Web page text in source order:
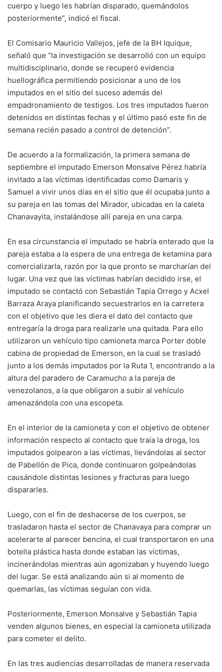
cuerpo y luego les habrían disparado, quemándolos
posteriormente”, indicó el fiscal.
El Comisario Mauricio Vallejos, jefe de la BH Iquique,
señaló que “la investigación se desarrolló con un equipo
multidisciplinario, donde se recuperó evidencia
huellográfica permitiendo posicionar a uno de los
imputados en el sitio del suceso además del
empadronamiento de testigos. Los tres imputados fueron
detenidos en distintas fechas y el último pasó este fin de
semana recién pasado a control de detención”.
De acuerdo a la formalización, la primera semana de
septiembre el imputado Emerson Monsalve Pérez habría
invitado a las víctimas identificadas como Damaris y
Samuel a vivir unos días en el sitio que él ocupaba junto a
su pareja en las tomas del Mirador, ubicadas en la caleta
Chanavayita, instalándose allí pareja en una carpa.
En esa circunstancia el imputado se habría enterado que la
pareja estaba a la espera de una entrega de ketamina para
comercializarla, razón por la que pronto se marcharían del
lugar. Una vez que las víctimas habrían decidido irse, el
imputado se contactó con Sebastián Tapia Orrego y Acxel
Barraza Araya planificando secuestrarlos en la carretera
con el objetivo que les diera el dato del contacto que
entregaría la droga para realizarle una quitada. Para ello
utilizaron un vehículo tipo camioneta marca Porter doble
cabina de propiedad de Emerson, en la cual se trasladó
junto a los demás imputados por la Ruta 1, encontrando a la
altura del paradero de Caramucho a la pareja de
venezolanos, a la que obligaron a subir al vehículo
amenazándola con una escopeta.
En el interior de la camioneta y con el objetivo de obtener
información respecto al contacto que traía la droga, los
imputados golpearon a las víctimas, llevándolas al sector
de Pabellón de Pica, donde continuaron golpeándolas
causándole distintas lesiones y fracturas para luego
dispararles.
Luego, con el fin de deshacerse de los cuerpos, se
trasladaron hasta el sector de Chanavaya para comprar un
acelerarte al parecer bencina, el cual transportaron en una
botella plástica hasta donde estaban las víctimas,
incinerándolas mientras aún agonizaban y huyendo luego
del lugar. Se está analizando aún si al momento de
quemarlas, las víctimas seguían con vida.
Posteriormente, Emerson Monsalve y Sebastián Tapia
venden algunos bienes, en especial la camioneta utilizada
para cometer el delito.
En las tres audiencias desarrolladas de manera reservada